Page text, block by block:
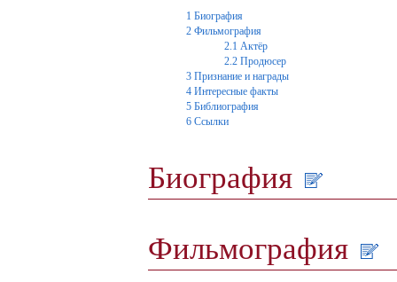
1 Биография
2 Фильмография
2.1 Актёр
2.2 Продюсер
3 Признание и награды
4 Интересные факты
5 Библиография
6 Ссылки
Биография
Фильмография